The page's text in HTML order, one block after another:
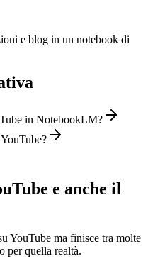
e blog in un notebook di
in NotebookLM?
e anche il
YouTube ma finisce tra molte
per quella realtà.